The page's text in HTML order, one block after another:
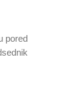
pored